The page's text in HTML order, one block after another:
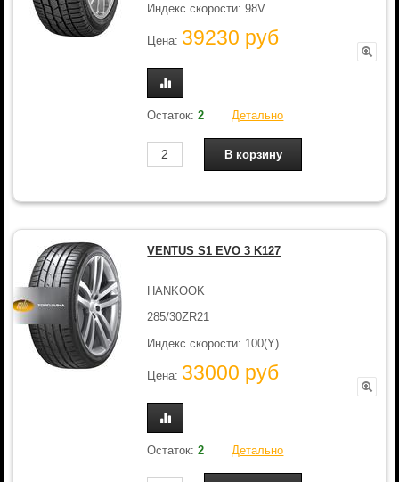
Индекс скорости: 98V
Цена: 39230 руб
Остаток:2 Детально
VENTUS S1 EVO 3 K127
HANKOOK
285/30ZR21
Индекс скорости: 100(Y)
Цена: 33000 руб
Остаток:2 Детально